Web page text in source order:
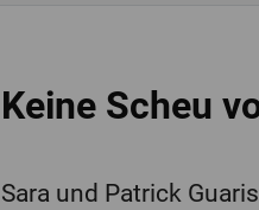
Keine Scheu
Sara und Patrick